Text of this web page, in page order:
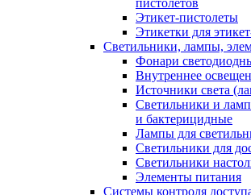
пистолетов
Этикет-пистолеты
Этикетки для
Светильники, лампы,
Фонари
Внутреннее
Источники света
Светильники и
и бактерицидные
Лампы для
Светильники для
Светильники
Элементы питания
Системы контроля